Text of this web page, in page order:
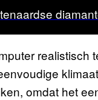
realistisch
omdat het